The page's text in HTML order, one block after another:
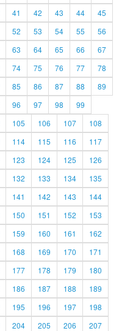
41 42 43 44
45
52 53 54 55
56
63 64 65 66
67
74 75 76 77
78
85 86 87 88
89
96 97 98
99
105 106 107
108
114 115 116
117
123 124 125
126
132 133 134
135
141 142 143
144
150 151 152
153
159 160 161
162
168 169 170
171
177 178 179
180
186 187 188
189
195 196 197
198
204 205 206
207